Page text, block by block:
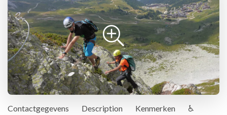
Contactgegevens Description Kenmerken
♿